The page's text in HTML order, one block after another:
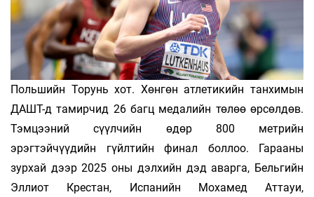
Польшийн Торунь хот. Хөнгөн атлетикийн танхимын
ДАШТ-д тамирчид 26 багц медалийн төлөө өрсөлдөв.
Тэмцээний сүүлчийн өдөр 800 метрийн
эрэгтэйчүүдийн гүйлтийн финал боллоо. Гарааны
зурхай дээр 2025 оны дэлхийн дэд аварга, Бельгийн
Эллиот Крестан, Испанийн Мохамед Аттауи,